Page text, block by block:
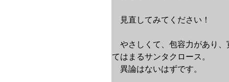
見直してみてください！
やさしくて、包容力があり
てはまるサンタクロース。
異論はないはずです。